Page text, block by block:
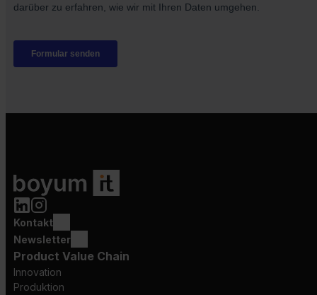
Kontakt
Newsletter
Product Value Chain
Innovation
Produktion